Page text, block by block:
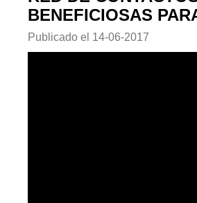
BENEFICIOSAS
Publicado el 14-06-2017